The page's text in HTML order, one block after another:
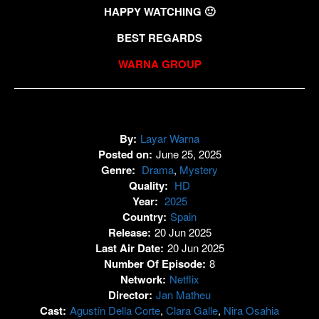
HAPPY WATCHING 🙂
BEST REGARDS
WARNA GROUP
By: Layar Warna
Posted on: June 25, 2025
Genre: Drama, Mystery
Quality: HD
Year: 2025
Country: Spain
Release: 20 Jun 2025
Last Air Date: 20 Jun 2025
Number Of Episode: 8
Network: Netflix
Director: Jan Matheu
Cast: Agustín Della Corte, Clara Galle, Nira Osahia